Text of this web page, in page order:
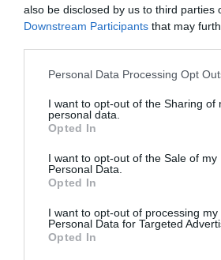
also be disclosed by us to third parties
Downstream Participants that may
Personal Data Processing Opt
I want to opt-out of the Sharing of
personal data.
Opted In
I want to opt-out of the Sale of my
Personal Data.
Opted In
I want to opt-out of processing my
Personal Data for Targeted
Opted In
Nella categoria degli operai a tempo
a) i lavoratori stagionali e cioè quei lavoratori
lavori di breve durata, stagionali o a carattere
b) gli operai a tempo determinato che sono
lavori stagionali e per più fasi lavorative
comunque tenuta a garantire un numero minimo
lavoro a termine di durata superiore a 180